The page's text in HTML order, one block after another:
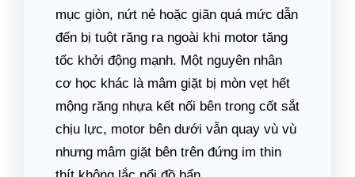
mục giòn, nứt nẻ hoặc giãn quá mức dẫn
đến bị tuột răng ra ngoài khi motor tăng
tốc khởi động mạnh. Một nguyên nhân
cơ học khác là mâm giặt bị mòn vẹt hết
mộng răng nhựa kết nối bên trong cốt sắt
chịu lực, motor bên dưới vẫn quay vù vù
nhưng mâm giặt bên trên đứng im thin